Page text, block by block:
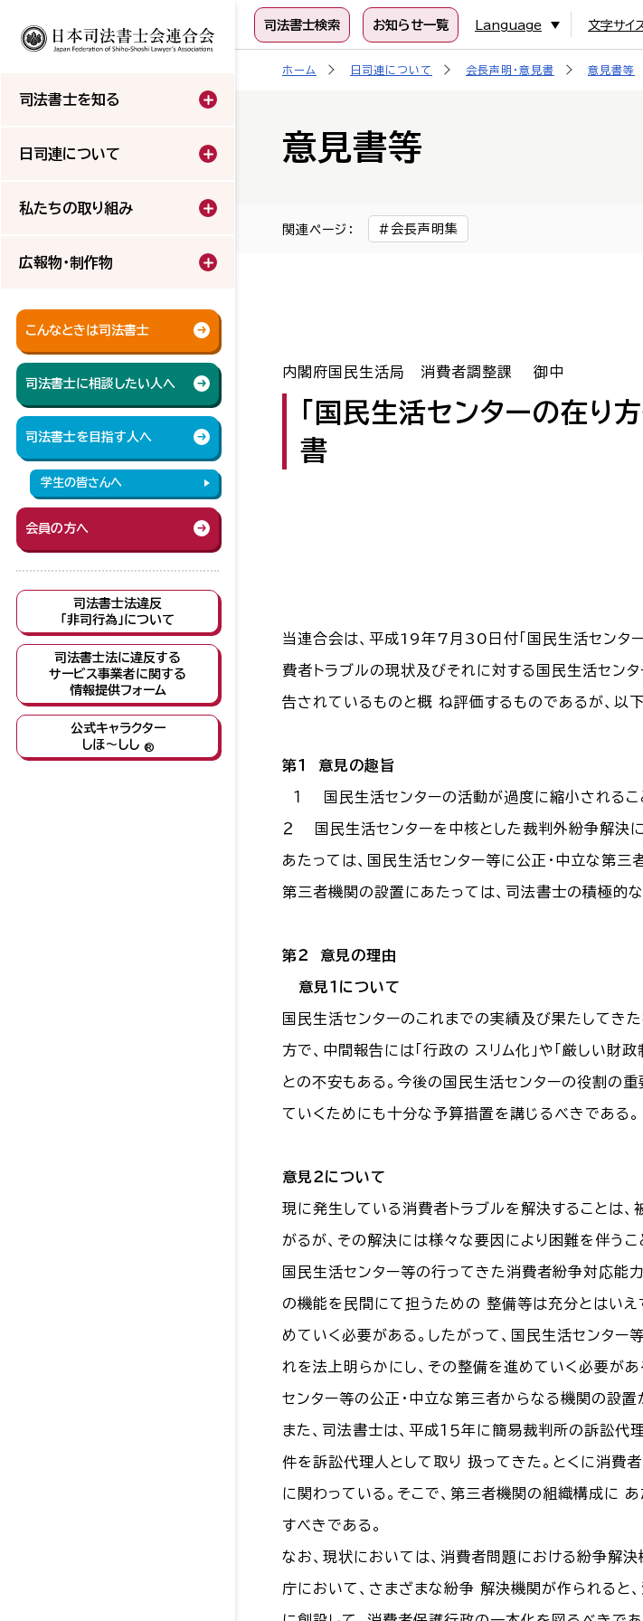
司法書士を知る
日司連について
私たちの取り組み
広報物・制作物
こんなときは司法書士
司法書士に相談したい人へ
司法書士を目指す人へ
学生の皆さんへ
会員の方へ
司法書士法違反
「非司行為」について
司法書士法に違反する
サービス事業者に関する
情報提供フォーム
公式キャラクター
しほ～しし ®
司法書士検索 お知らせ一覧 Language 文字サイ
ホーム 日司連について 会長声明・意見書 意見書等
意見書等
関連ページ： 会長声明集
内閣府国民生活局 消費者調整課 御中
「国民生活センターの在り
書
当連合会は、平成19年7月30日付「国民生活センター
費者トラブルの現状及びそれに対する国民生活セン
告されているものと概 ね評価するものであるが、以
第１ 意見の趣旨
１ 国民生活センターの活動が過度に縮小されるこ
２ 国民生活センターを中核とした裁判外紛争解決
あたっては、国民生活センター等に公正・中立な第三
第三者機関の設置にあたっては、司法書士の積極的
第２ 意見の理由
意見１について
国民生活センターのこれまでの実績及び果たしてき
方で、中間報告には「行政の スリム化」や「厳しい
との不安もある。今後の国民生活センターの役割の
ていくためにも十分な予算措置を講じるべきである。
意見２について
現に発生している消費者トラブルを解決することは
がるが、その解決には様々な要因により困難を伴うこ
国民生活センター等の行ってきた消費者紛争対応能
の機能を民間にて担うための 整備等は充分とはいえ
めていく必要がある。したがって、国民生活センタ
れを法上明らかにし、その整備を進めていく必要が
センター等の公正・中立な第三者からなる機関の設置
また、司法書士は、平成１５年に簡易裁判所の訴訟
件を訴訟代理人として取り 扱ってきた。とくに消費者
に関わっている。そこで、第三者機関の組織構成に
すべきである。
なお、現状においては、消費者問題における紛争解
庁において、さまざまな紛争 解決機関が作られると